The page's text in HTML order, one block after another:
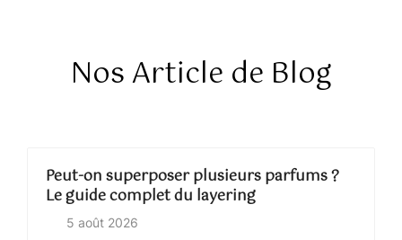
Nos Article de Blog
Peut-on superposer plusieurs parfums ?
Le guide complet du layering
5 août 2026